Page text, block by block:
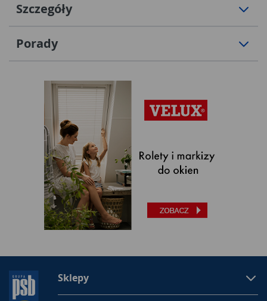
Szczegóły
Porady
Sklepy